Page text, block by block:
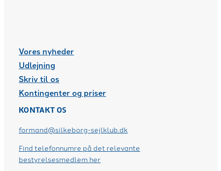
Vores nyheder
Udlejning
Skriv til os
Kontingenter og priser
KONTAKT OS
formand@silkeborg-sejlklub.dk
Find telefonnumre på det relevante
bestyrelsesmedlem her